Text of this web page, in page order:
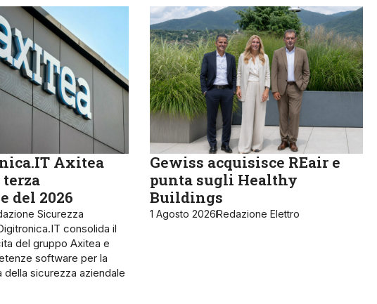
Axitea
del 2026
Sicurezza
consolida il
del gruppo Axitea e
software per la
sicurezza aziendale
Gewiss acquisisce REair e
punta sugli Healthy
Buildings
1 Agosto 2026Redazione Elettro